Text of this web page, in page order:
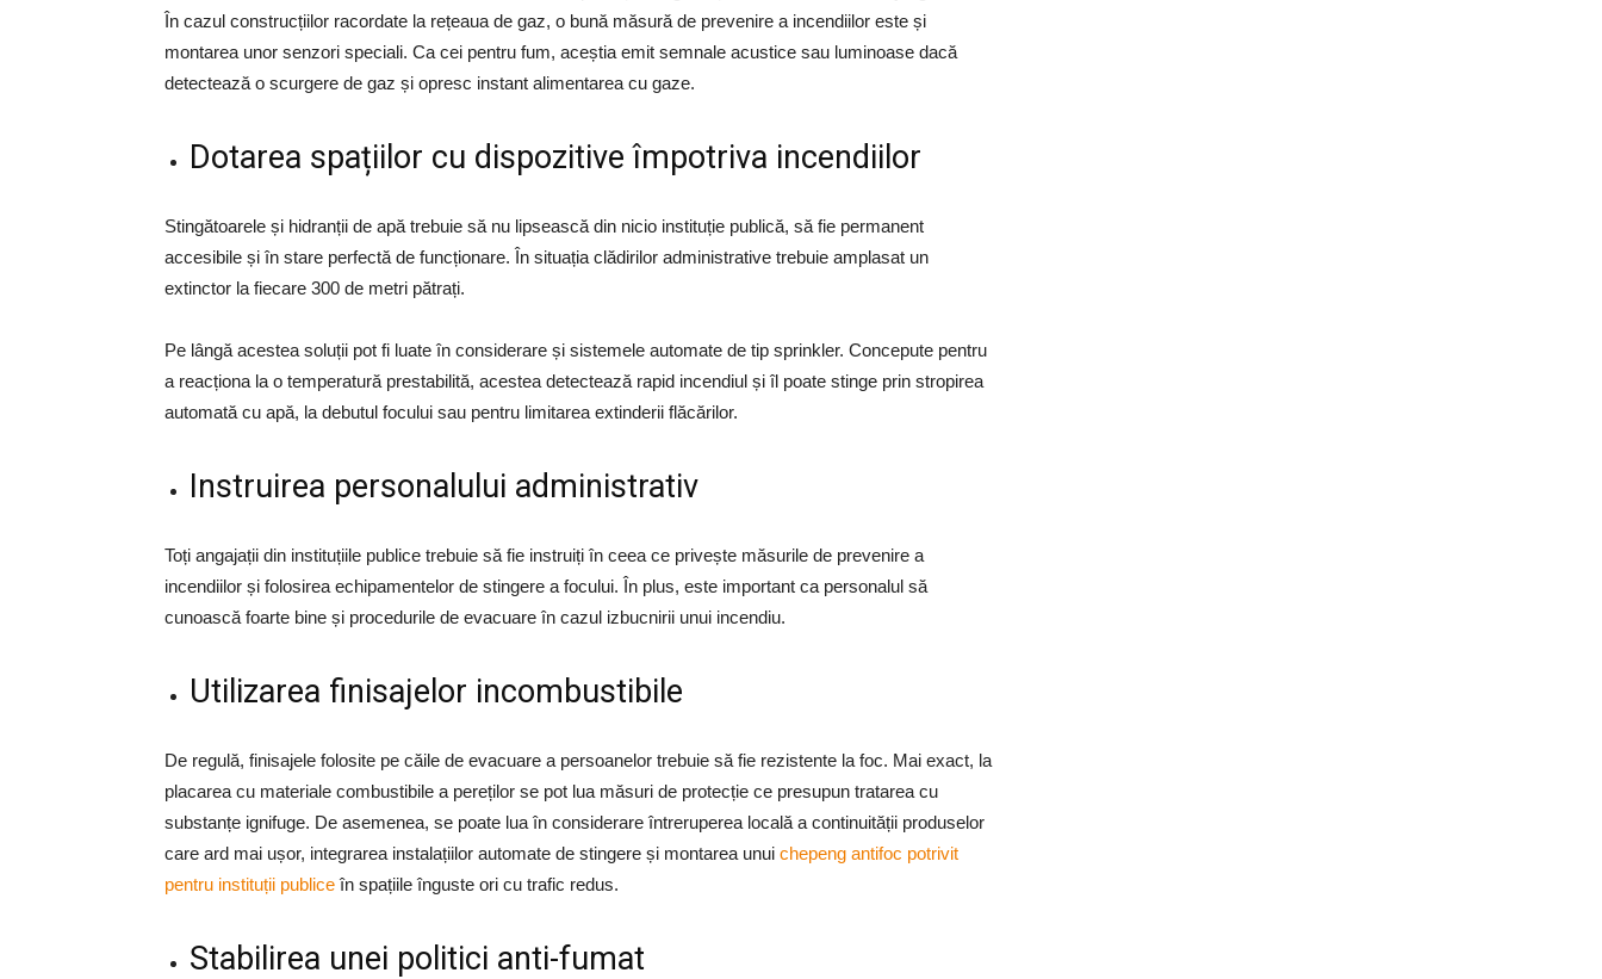
În cazul construcțiilor racordate la rețeaua de gaz, o bună măsură de prevenire a incendiilor este și
montarea unor senzori speciali. Ca cei pentru fum, aceștia emit semnale acustice sau luminoase dacă
detectează o scurgere de gaz și opresc instant alimentarea cu gaze.
Dotarea spațiilor cu dispozitive împotriva incendiilor
Stingătoarele și hidranții de apă trebuie să nu lipsească din nicio instituție publică, să fie permanent
accesibile și în stare perfectă de funcționare. În situația clădirilor administrative trebuie amplasat un
extinctor la fiecare 300 de metri pătrați.
Pe lângă acestea soluții pot fi luate în considerare și sistemele automate de tip sprinkler. Concepute pentru
a reacționa la o temperatură prestabilită, acestea detectează rapid incendiul și îl poate stinge prin stropirea
automată cu apă, la debutul focului sau pentru limitarea extinderii flăcărilor.
Instruirea personalului administrativ
Toți angajații din instituțiile publice trebuie să fie instruiți în ceea ce privește măsurile de prevenire a
incendiilor și folosirea echipamentelor de stingere a focului. În plus, este important ca personalul să
cunoască foarte bine și procedurile de evacuare în cazul izbucnirii unui incendiu.
Utilizarea finisajelor incombustibile
De regulă, finisajele folosite pe căile de evacuare a persoanelor trebuie să fie rezistente la foc. Mai exact, la
placarea cu materiale combustibile a pereților se pot lua măsuri de protecție ce presupun tratarea cu
substanțe ignifuge. De asemenea, se poate lua în considerare întreruperea locală a continuității produselor
care ard mai ușor, integrarea instalațiilor automate de stingere și montarea unui chepeng antifoc potrivit
pentru instituții publice în spațiile înguste ori cu trafic redus.
Stabilirea unei politici anti-fumat